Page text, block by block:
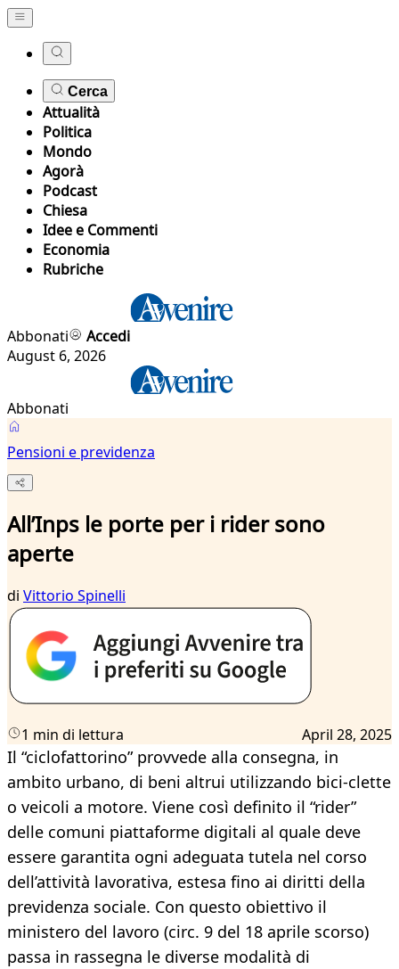
Cerca
Attualità
Politica
Mondo
Agorà
Podcast
Chiesa
Idee e Commenti
Economia
Rubriche
Abbonati
Accedi
August 6, 2026
Abbonati
Pensioni e previdenza
All’Inps le porte per i rider sono
aperte
di Vittorio Spinelli
1 min di lettura April 28, 2025
Il “ciclofattorino” provvede alla consegna, in
ambito urbano, di beni altrui utilizzando bici-clette
o veicoli a motore. Viene così definito il “rider”
delle comuni piattaforme digitali al quale deve
essere garantita ogni adeguata tutela nel corso
dell’attività lavorativa, estesa fino ai diritti della
previdenza sociale. Con questo obiettivo il
ministero del lavoro (circ. 9 del 18 aprile scorso)
passa in rassegna le diverse modalità di